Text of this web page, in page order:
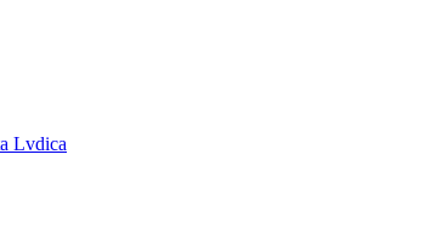
Lvdica